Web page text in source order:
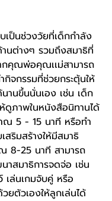
ป็นช่วงวัยที่เด็กกำลัง
นต่างๆ รวมถึงสมาธิที่
กคุณพ่อคุณเเม่สามารถ
กิจกรรมที่ช่วยกระตุ้นให้
านขึ้นนั่นเอง เช่น เด็ก
ดูภาพในหนังสือนิทานได้
ณ 5 - 15 นาที หรือทำ
สริมสร้างให้มีสมาธิ
8-25 นาที สามารถ
าสมาธิการจดจ่อ เช่น
เล่นเกมจับคู่ หรือ
ยตัวเองให้ลูกเล่นได้